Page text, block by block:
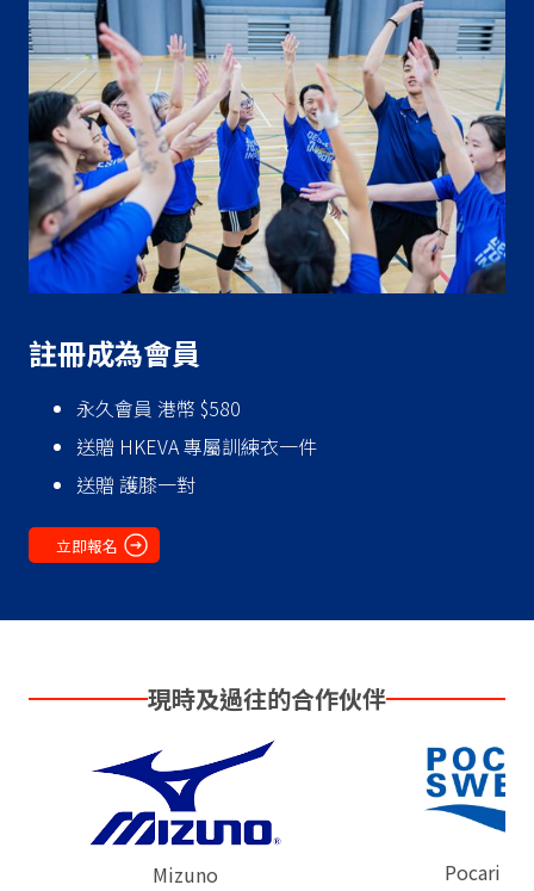
‍註冊成為會員
永久會員 港幣 $580
送贈 HKEVA 專屬訓練衣一件
送贈 護膝一對
立即報名
現時及過往的合作伙伴
Mizuno Pocari